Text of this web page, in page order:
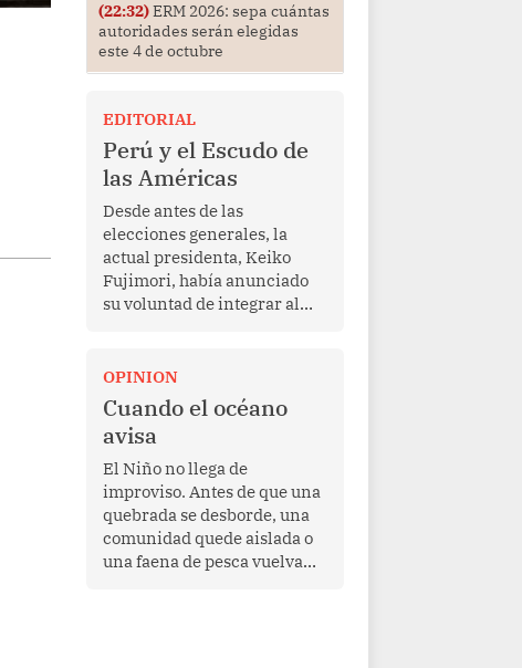
(22:32)ERM 2026: sepa cuántas
autoridades serán elegidas
este 4 de octubre
EDITORIAL
Perú y el Escudo de
las Américas
Desde antes de las
elecciones generales, la
actual presidenta, Keiko
Fujimori, había anunciado
su voluntad de integrar al
en marzo de este año por el
mandatario estadounidense
Donald Trump, con el fin de
enfrentar al crimen
transnacional organizado y
al tráfico de drogas.
OPINION
Cuando el océano
avisa
El Niño no llega de
improviso. Antes de que una
quebrada se desborde, una
comunidad quede aislada o
una faena de pesca vuelva